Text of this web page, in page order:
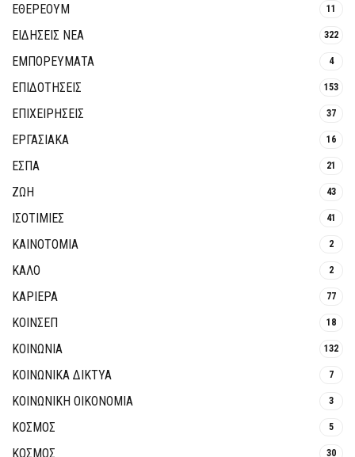
ΕΘΈΡΕΟΥΜ 11
ΕΙΔΗΣΕΙΣ ΝΕΑ 322
ΕΜΠΟΡΕΥΜΑΤΑ 4
ΕΠΙΔΟΤΗΣΕΙΣ 153
ΕΠΙΧΕΙΡΗΣΕΙΣ 37
ΕΡΓΑΣΙΑΚΑ 16
ΕΣΠΑ 21
ΖΩΗ 43
ΙΣΟΤΙΜΙΕΣ 41
ΚΑΙΝΟΤΟΜΊΑ 2
ΚΑΛΟ 2
ΚΑΡΙΕΡΑ 77
ΚΟΙΝΣΕΠ 18
ΚΟΙΝΩΝΙΑ 132
ΚΟΙΝΩΝΙΚΆ ΔΊΚΤΥΑ 7
ΚΟΙΝΩΝΙΚΉ ΟΙΚΟΝΟΜΊΑ 3
ΚΟΣΜΟΣ 5
ΚΟΣΜΟΣ 30